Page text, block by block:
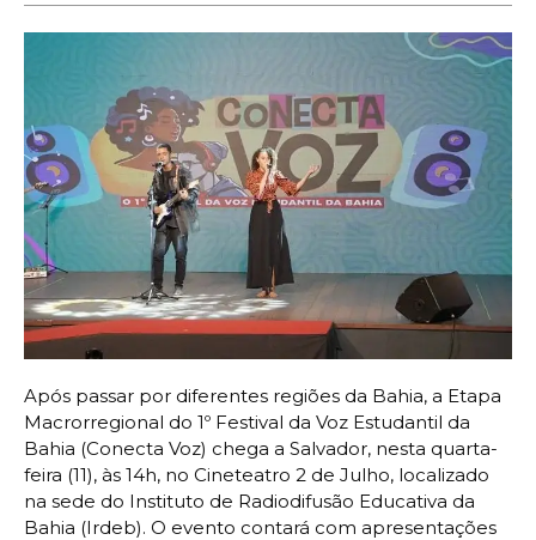
Após passar por diferentes regiões da Bahia, a Etapa
Macrorregional do 1º Festival da Voz Estudantil da
Bahia (Conecta Voz) chega a Salvador, nesta quarta-
feira (11), às 14h, no Cineteatro 2 de Julho, localizado
na sede do Instituto de Radiodifusão Educativa da
Bahia (Irdeb). O evento contará com apresentações